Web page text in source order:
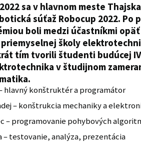
sa v hlavnom meste
súťaž Robocup 2022. Po
boli medzi účastníkmi
školy
tím tvorili študenti budúcej
v študijnom
hlavný konštruktér a programátor
– konštrukcia mechaniky a
– programovanie pohybových
– testovanie, analýza, prezentácia